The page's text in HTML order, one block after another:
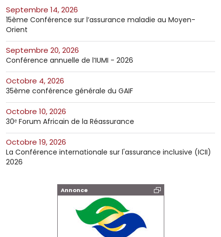
septembre 14, 2026
15ème Conférence sur l’assurance maladie au Moyen-
Orient
septembre 20, 2026
Conférence annuelle de l’IUMI - 2026
octobre 4, 2026
35ème conférence générale du GAIF
octobre 10, 2026
30ᵉ Forum Africain de la Réassurance
octobre 19, 2026
La Conférence internationale sur l'assurance inclusive (ICII)
2026
Annonce